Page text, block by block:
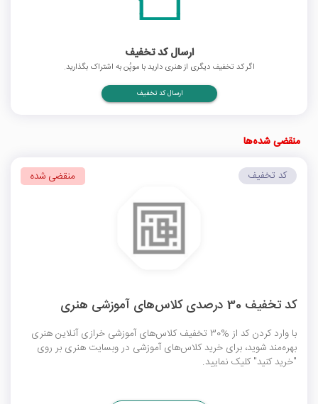
ارسال کد تخفیف
اگر کد تخفیف دیگری از هنری دارید با موپُن به اشتراک بگذارید.
ارسال کد تخفیف
منقضی شده‌ها
کد تخفیف 30 درصدی کلاس‌های آموزشی هنری
با وارد کردن کد از %30 تخفیف کلاس‌های آموزشی خرازی آنلاین هنری
بهره‌مند شوید، برای خرید کلاس‌های آموزشی در وبسایت هنری بر روی
"خرید کنید" کلیک نمایید.
کد تخفیف منقضی شده